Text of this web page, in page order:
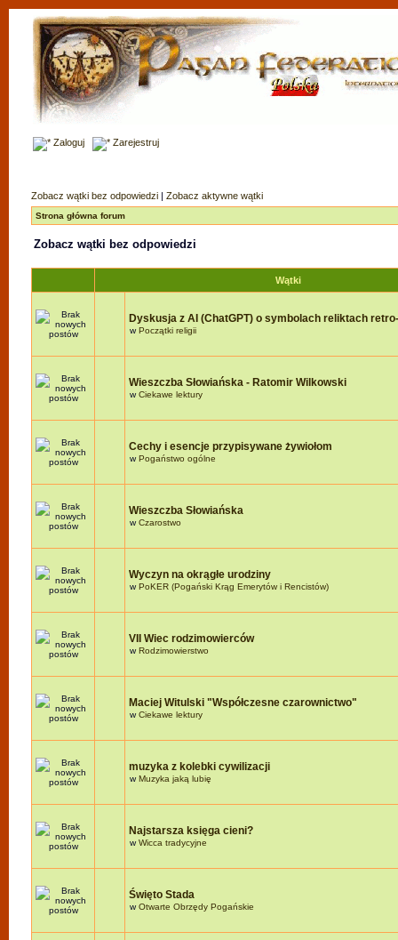
Zaloguj Zarejestruj
Zobacz wątki bez odpowiedzi | Zobacz aktywne wątki
Strona główna forum
Zobacz wątki bez odpowiedzi
Wątki
Dyskusja z AI (ChatGPT) o symbolach reliktach
wPoczątki religii
Wieszczba Słowiańska - Ratomir Wilkowski
wCiekawe lektury
Cechy i esencje przypisywane żywiołom
wPogaństwo ogólne
Wieszczba Słowiańska
wCzarostwo
Wyczyn na okrągłe urodziny
wPoKER (Pogański Krąg Emerytów i Rencistów)
VII Wiec rodzimowierców
wRodzimowierstwo
Maciej Witulski "Współczesne czarownictwo"
wCiekawe lektury
muzyka z kolebki cywilizacji
wMuzyka jaką lubię
Najstarsza księga cieni?
wWicca tradycyjne
Święto Stada
wOtwarte Obrzędy Pogańskie